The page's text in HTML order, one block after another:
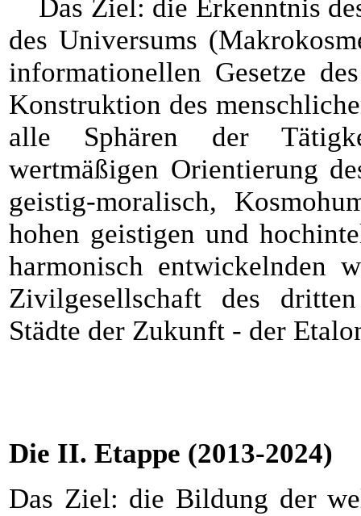
Das Ziel: die Erkenntnis
des Universums
informationellen Gesetze
Konstruktion des
alle Sphären der
wertmäßigen Orientierung
geistig-moralisch,
hohen geistigen und
harmonisch entwickelnden
Zivilgesellschaft des
Städte der Zukunft - der
Die II. Etappe (2013-2024)
Das Ziel: die Bildung der